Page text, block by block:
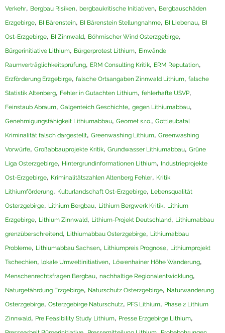
Verkehr, Bergbau Risiken, bergbaukritische Initiativen, Bergbauschäden
Erzgebirge, BI Bärenstein, BI Bärenstein Stellungnahme, BI Liebenau, BI
Ost-Erzgebirge, BI Zinnwald, Böhmischer Wind Osterzgebirge,
Bürgerinitiative Lithium, Bürgerprotest Lithium, Einwände
Raumverträglichkeitsprüfung, ERM Consulting Kritik, ERM Reputation,
Erzförderung Erzgebirge, falsche Ortsangaben Zinnwald Lithium, falsche
Statistik Altenberg, Fehler in Gutachten Lithium, fehlerhafte USVP,
Feinstaub Abraum, Galgenteich Geschichte, gegen Lithiumabbau,
Genehmigungsfähigkeit Lithiumabbau, Geomet s.r.o., Gottleubatal
Kriminalität falsch dargestellt, Greenwashing Lithium, Greenwashing
Vorwürfe, Großabbauprojekte Kritik, Grundwasser Lithiumabbau, Grüne
Liga Osterzgebirge, Hintergrundinformationen Lithium, Industrieprojekte
Ost-Erzgebirge, Kriminalitätszahlen Altenberg Fehler, Kritik
Lithiumförderung, Kulturlandschaft Ost-Erzgebirge, Lebensqualität
Osterzgebirge, Lithium Bergbau, Lithium Bergwerk Kritik, Lithium
Erzgebirge, Lithium Zinnwald, Lithium-Projekt Deutschland, Lithiumabbau
grenzüberschreitend, Lithiumabbau Osterzgebirge, Lithiumabbau
Probleme, Lithiumabbau Sachsen, Lithiumpreis Prognose, Lithiumprojekt
Tschechien, lokale Umweltinitiativen, Löwenhainer Höhe Wanderung,
Menschenrechtsfragen Bergbau, nachhaltige Regionalentwicklung,
Naturgefährdung Erzgebirge, Naturschutz Osterzgebirge, Naturwanderung
Osterzgebirge, Osterzgebirge Naturschutz, PFS Lithium, Phase 2 Lithium
Zinnwald, Pre Feasibility Study Lithium, Presse Erzgebirge Lithium,